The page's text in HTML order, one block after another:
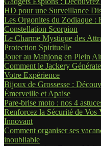
HD pour une Surveillance
Les Orgonites du Zodiaque :
Constellation Scorpion
Le Charme Mystique des
Protection Spirituelle
Jouer au Mahjong en Plein
Comment le Jackery
Votre Expérience
Bijoux de Grossesse :
Émerveille et Apaise
Pare-brise moto : nos 4
Renforcez la Sécurité de
Innovant
Comment organiser ses
inoubliable